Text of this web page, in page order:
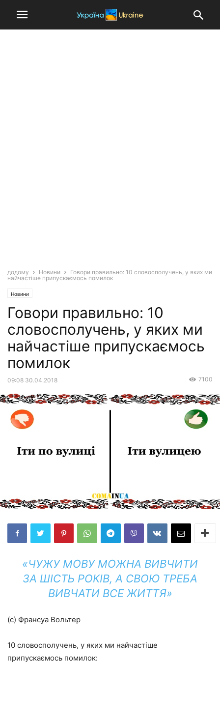
додому Новини
Говори правильно: 10 словосполучень, у яких ми
найчастіше припускаємось помилок
Новини
Говори правильно: 10
словосполучень, у яких ми
найчастіше припускаємось
помилок
09:08 30.04.2018 7100
«ЧУЖУ МОВУ МОЖНА ВИВЧИТИ
ЗА ШІСТЬ РОКІВ, А СВОЮ ТРЕБА
ВИВЧАТИ ВСЕ ЖИТТЯ»
(с) Франсуа Вольтер
10 словосполучень, у яких ми найчастіше
припускаємось помилок: